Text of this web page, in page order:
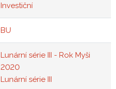
Investiční
BU
Lunární série III - Rok Myši
2020
Lunární série III